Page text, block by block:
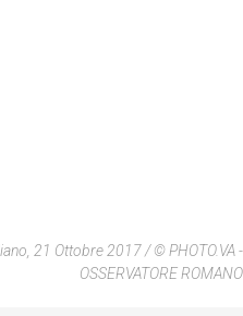
21 Ottobre 2017 / © PHOTO.VA -
OSSERVATORE ROMANO